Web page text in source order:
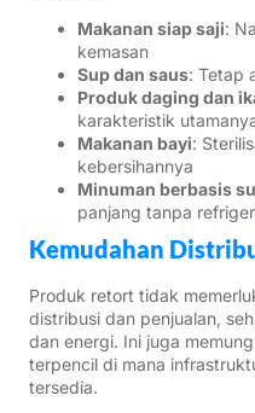
Makanan siap saji:
kemasan
Sup dan saus: Tetap
Produk daging dan
karakteristik
Makanan bayi:
kebersihannya
Minuman berbasis
panjang tanpa
Kemudahan
Produk retort tidak
distribusi dan penjualan,
dan energi. Ini juga
terpencil di mana
tersedia.